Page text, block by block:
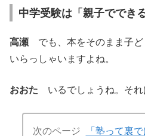
中学受験は「親子ででき
高瀬 でも、本をそのまま子ど
いらっしゃいますよね。
おおた いるでしょうね。それ
次のページ 「塾って裏